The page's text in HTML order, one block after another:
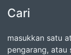
Cari
masukkan satu
pengarang, atau